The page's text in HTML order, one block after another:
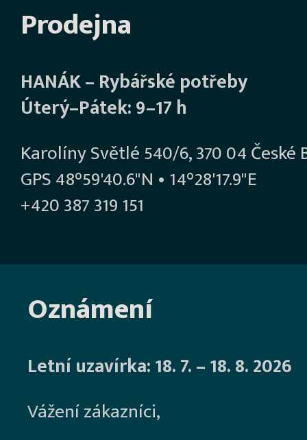
Prodejna
HANÁK – Rybářské potřeby
Úterý–Pátek: 9–17 h
Karolíny Světlé 540/6, 370 04 České
GPS 48°59'40.6"N • 14°28'17.9"E
+420 387 319 151
Oznámení
Letní uzavírka: 18. 7. – 18. 8. 2026
Vážení zákazníci,